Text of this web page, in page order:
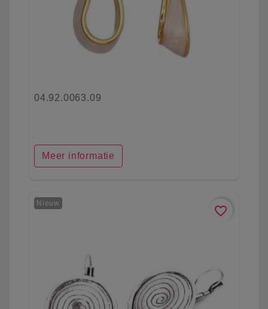
04.92.0063.09
Meer informatie
Nieuw
favorite_border